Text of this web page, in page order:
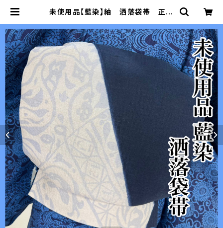
未使用品【藍染】紬 洒落袋帯 正絹